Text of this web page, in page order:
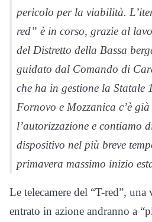
pericolo per la viabilità.
red” è in corso, grazie al
del Distretto della Bassa
guidato dal Comando di
che ha in gestione la Statale
Fornovo e Mozzanica c’è
l’autorizzazione e contiamo
dispositivo nel più breve
primavera massimo inizio
Le telecamere del “T-red”,
entrato in azione andranno a